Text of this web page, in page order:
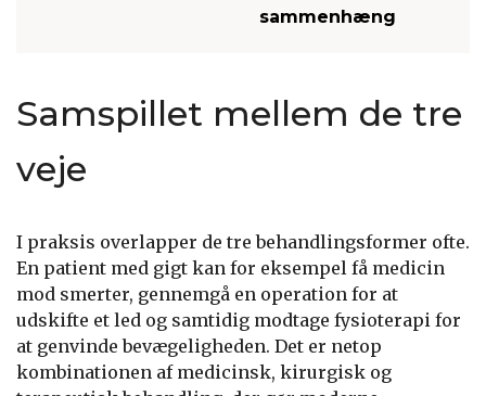
sammenhæng
Samspillet mellem de tre
veje
I praksis overlapper de tre behandlingsformer ofte.
En patient med gigt kan for eksempel få medicin
mod smerter, gennemgå en operation for at
udskifte et led og samtidig modtage fysioterapi for
at genvinde bevægeligheden. Det er netop
kombinationen af medicinsk, kirurgisk og